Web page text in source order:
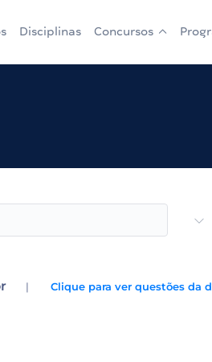
Disciplinas Concursos
| Clique para ver questões da